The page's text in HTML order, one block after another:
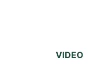
VIDEO